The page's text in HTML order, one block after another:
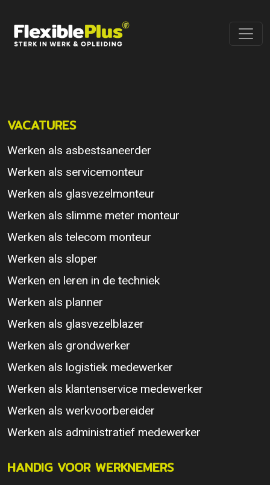
VACATURES
Werken als asbestsaneerder
Werken als servicemonteur
Werken als glasvezelmonteur
Werken als slimme meter monteur
Werken als telecom monteur
Werken als sloper
Werken en leren in de techniek
Werken als planner
Werken als glasvezelblazer
Werken als grondwerker
Werken als logistiek medewerker
Werken als klantenservice medewerker
Werken als werkvoorbereider
Werken als administratief medewerker
HANDIG VOOR WERKNEMERS